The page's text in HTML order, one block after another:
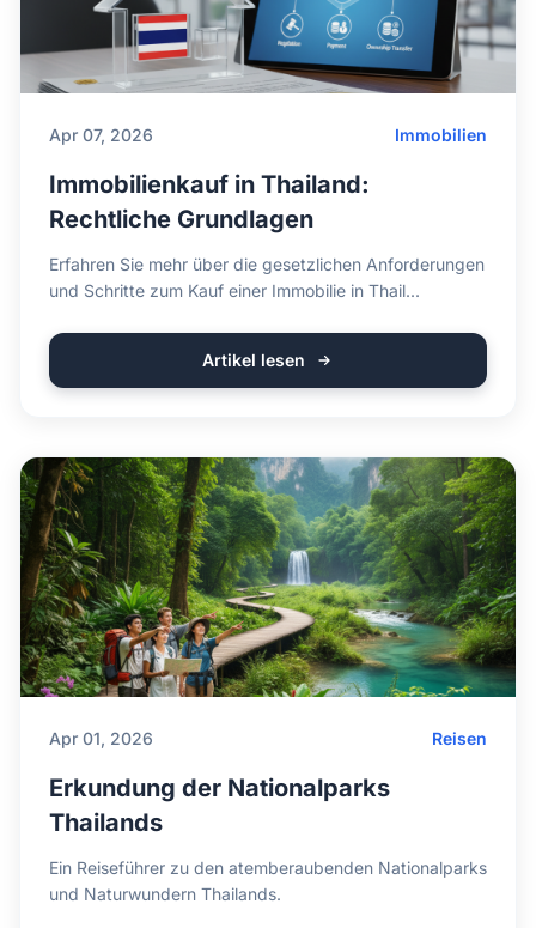
Apr 07, 2026 Immobilien
Immobilienkauf in Thailand:
Rechtliche Grundlagen
Erfahren Sie mehr über die gesetzlichen Anforderungen
und Schritte zum Kauf einer Immobilie in Thail...
Artikel lesen
Apr 01, 2026 Reisen
Erkundung der Nationalparks
Thailands
Ein Reiseführer zu den atemberaubenden Nationalparks
und Naturwundern Thailands.